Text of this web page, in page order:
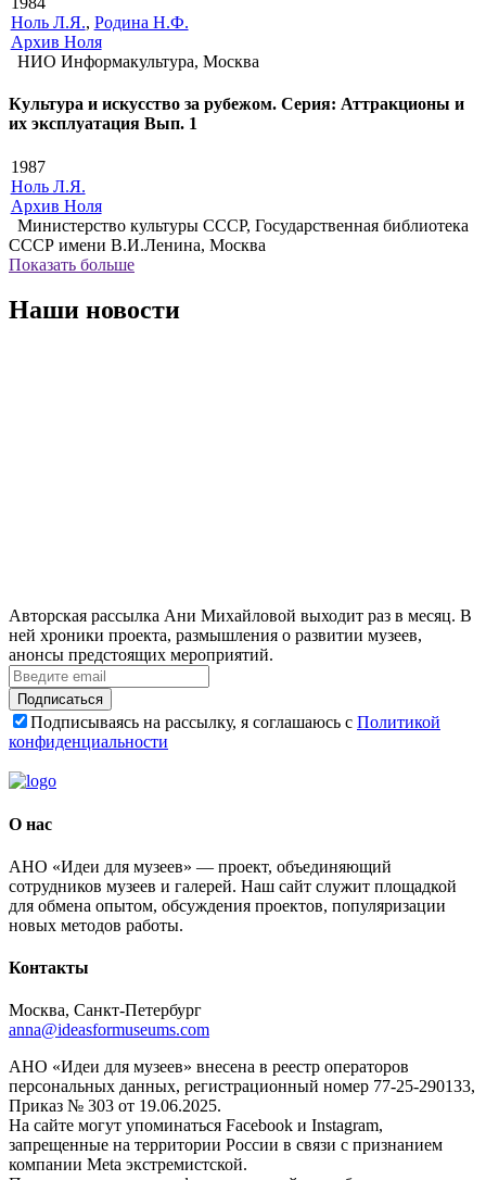
Ноль Л.Я., Родина Н.Ф.
Архив Ноля
НИО Информакультура, Москва
Культура и искусство за рубежом. Серия: Аттракционы и
их эксплуатация Вып. 1
1987
Ноль Л.Я.
Архив Ноля
Министерство культуры СССР, Государственная библиотека
СССР имени В.И.Ленина, Москва
Показать больше
Наши новости
Авторская рассылка Ани Михайловой выходит раз в месяц. В
ней хроники проекта, размышления о развитии музеев,
анонсы предстоящих мероприятий.
Подписаться
Подписываясь на рассылку, я соглашаюсь с Политикой
конфиденциальности
О нас
АНО «Идеи для музеев» — проект, объединяющий
сотрудников музеев и галерей. Наш сайт служит площадкой
для обмена опытом, обсуждения проектов, популяризации
новых методов работы.
Контакты
Москва, Санкт-Петербург
anna@ideasformuseums.com
АНО «Идеи для музеев» внесена в реестр операторов
персональных данных, регистрационный номер 77-25-290133,
Приказ № 303 от 19.06.2025.
На сайте могут упоминаться Facebook и Instagram,
запрещенные на территории России в связи с признанием
компании Meta экстремистской.